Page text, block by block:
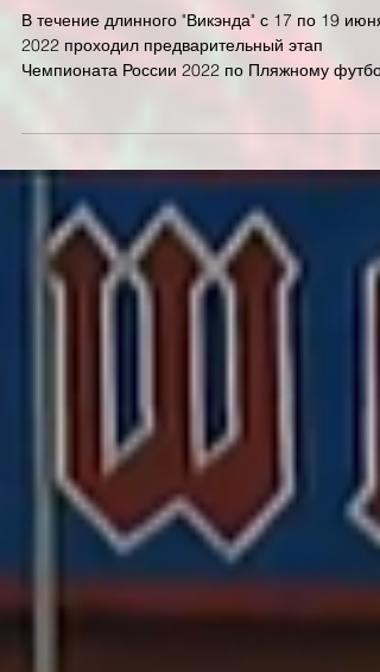
пляжному футболу
В течение длинного "Викэнда" с 17 по 19 июня
во дворце...